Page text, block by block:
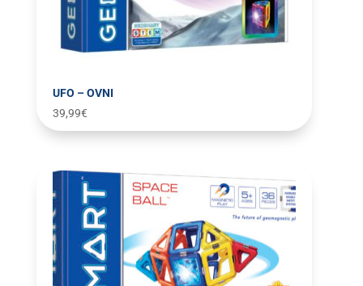
UFO – OVNI
39,99€